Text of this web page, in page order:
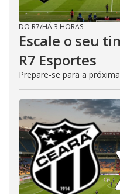
DO R7/HÁ 3 HORAS
Escale o seu
R7 Esportes
Prepare-se para a